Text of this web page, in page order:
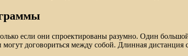
если они спроектированы разумно. Один
договориться между собой. Длинная